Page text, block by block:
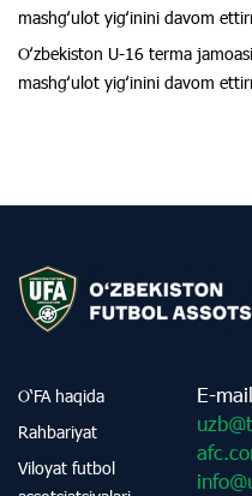
mashgʻulot yigʻinini davom
Oʻzbekiston U-16 terma
mashgʻulot yigʻinini davom
O‘FA haqida
Rahbariyat
Viloyat futbol
E-